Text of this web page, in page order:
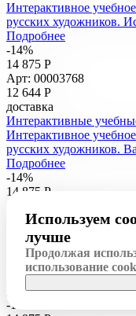
Интерактивное
русских художников.
Подробнее
-14%
14 875 Р
Арт: 00003768
12 644 Р
доставка
Интерактивные
Интерактивное
русских художников.
Подробнее
-14%
14 875 Р
12 644Р
доставка
Интерактивные
Интерактивное
русских художников.
Подробнее
-14%
Используем
лучше
Продолжая
использование